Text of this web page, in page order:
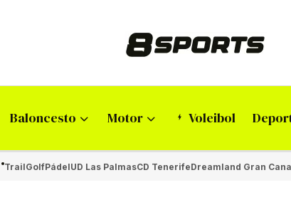
Baloncesto Motor Voleibol
TrailGolfPádelUD Las PalmasCD TenerifeDreamland Gran